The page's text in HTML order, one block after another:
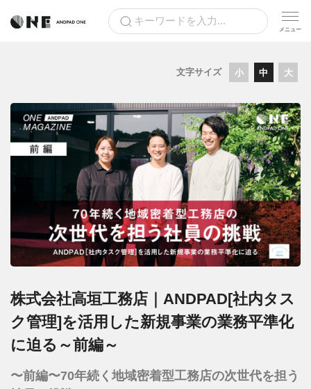
文字サイズ 小 中 大
株式会社高垣工務店｜ANDPAD[社内タス
ク管理]を活用した新規事業の業務平準化
に迫る～前編～
〜前編〜70年続く地域密着型工務店の次世代を担う